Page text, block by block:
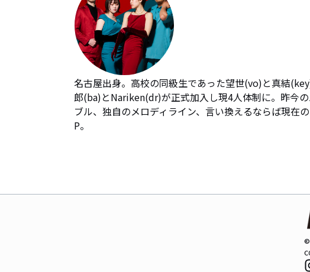
名古屋出身。高校の同級生であった望世(vo)と真結
郎(ba)とNariken(dr)が正式加入し現4人体制に。昨今
ブル、独自のメロディライン、言い換えるならば現在
P。
©